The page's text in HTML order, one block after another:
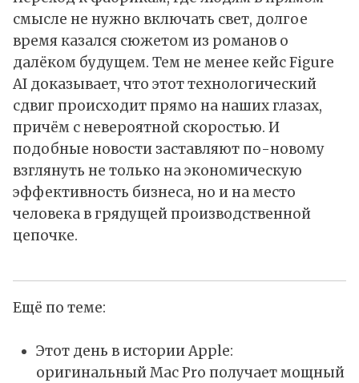
смысле не нужно включать свет, долгое
время казался сюжетом из романов о
далёком будущем. Тем не менее кейс Figure
AI доказывает, что этот технологический
сдвиг происходит прямо на наших глазах,
причём с невероятной скоростью. И
подобные новости заставляют по-новому
взглянуть не только на экономическую
эффективность бизнеса, но и на место
человека в грядущей производственной
цепочке.
Ещё по теме:
Этот день в истории Apple:
оригинальный Mac Pro получает мощный